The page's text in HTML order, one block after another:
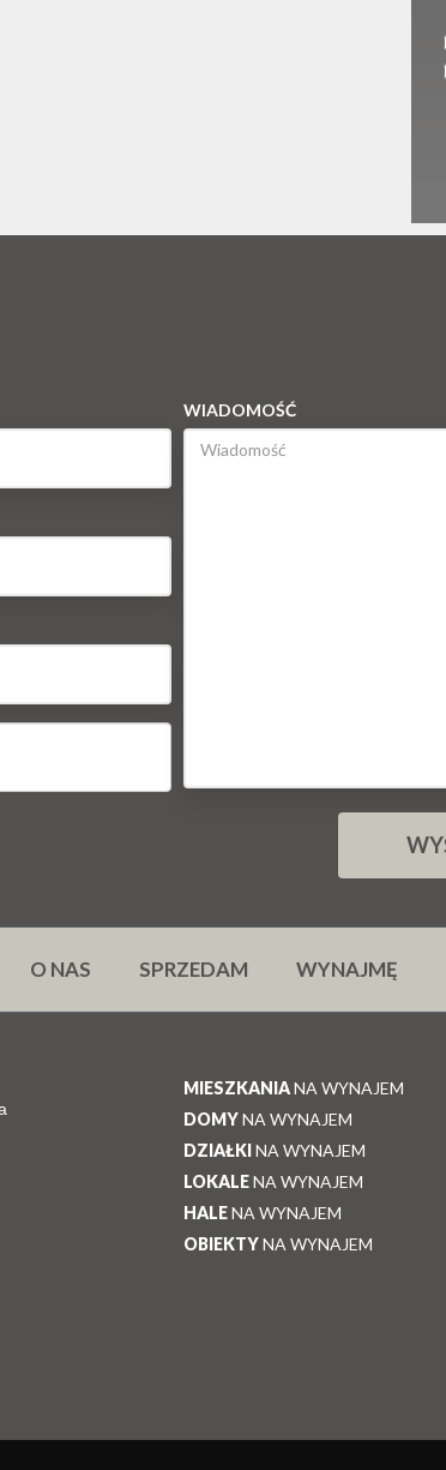
WIADOMOŚĆ
O NAS SPRZEDAM WYNAJMĘ
MIESZKANIANA WYNAJEM
DOMYNA WYNAJEM
DZIAŁKINA WYNAJEM
LOKALENA WYNAJEM
HALENA WYNAJEM
OBIEKTYNA WYNAJEM